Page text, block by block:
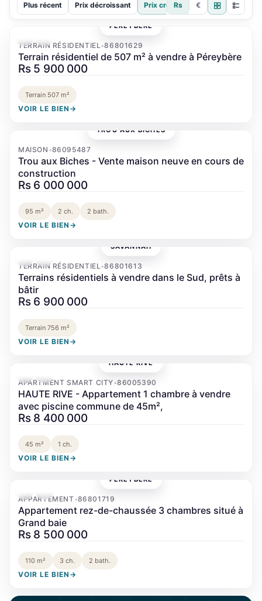
Plus récent Prix décroissant Prix croissant
Rs €
PÉREYBÈRE
TERRAIN RÉSIDENTIEL•86801629
Terrain résidentiel de 507 m² à vendre à Péreybère
Rs 5 900 000
Terrain 507 m²
VOIR LE BIEN →
TROU AUX BICHES
MAISON •86095487
Trou aux Biches - Vente maison neuve en cours de
construction
Rs 6 000 000
95 m² 2 ch. 2 bath.
VOIR LE BIEN →
SAVANNAH
TERRAIN RÉSIDENTIEL•86801613
Terrains résidentiels à vendre dans le Sud, prêts à
bâtir
Rs 6 900 000
Terrain 756 m²
VOIR LE BIEN →
HAUTE RIVE
APARTMENT SMART CITY•86005390
HAUTE RIVE - Appartement 1 chambre à vendre
avec piscine commune de 45m²,
Rs 8 400 000
45 m² 1 ch.
VOIR LE BIEN →
PÉREYBÈRE
APPARTEMENT•86801719
Appartement rez-de-chaussée 3 chambres situé à
Grand baie
Rs 8 500 000
110 m² 3 ch. 2 bath.
VOIR LE BIEN →